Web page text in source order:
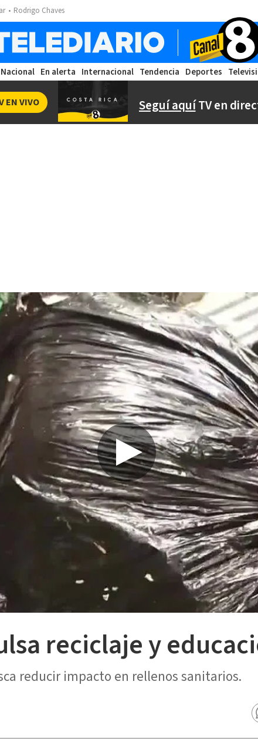
Rodrigo Chaves
Nacional En alerta Internacional Tendencia Deportes
Seguí aquíTV en
EN VIVO
reciclaje y
reducir impacto en rellenos sanitarios.